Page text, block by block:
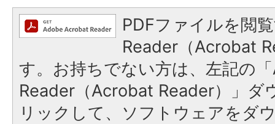
PDFファイルを閲
Reader（Acrobat
す。お持ちでない方は、左記の
Reader（Acrobat Reader）」ダ
リックして、ソフトウェアをダ